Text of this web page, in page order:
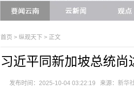
首页 > 纵观天下 > 正文
习近平同新加坡总统尚
发布时间：2025-10-04 03:22:19 来源： 新华